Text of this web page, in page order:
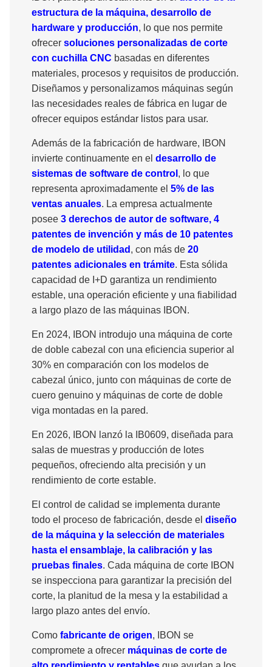
estructura de la máquina, desarrollo de
hardware y producción, lo que nos permite
ofrecer soluciones personalizadas de corte
con cuchilla CNC basadas en diferentes
materiales, procesos y requisitos de producción.
Diseñamos y personalizamos máquinas según
las necesidades reales de fábrica en lugar de
ofrecer equipos estándar listos para usar.
Además de la fabricación de hardware, IBON
invierte continuamente en el desarrollo de
sistemas de software de control , lo que
representa aproximadamente el 5% de las
ventas anuales. La empresa actualmente
posee 3 derechos de autor de software, 4
patentes de invención y más de 10 patentes
de modelo de utilidad , con más de 20
patentes adicionales en trámite. Esta sólida
capacidad de I+D garantiza un rendimiento
estable, una operación eficiente y una fiabilidad
a largo plazo de las máquinas IBON.
En 2024, IBON introdujo una máquina de corte
de doble cabezal con una eficiencia superior al
30% en comparación con los modelos de
cabezal único, junto con máquinas de corte de
cuero genuino y máquinas de corte de doble
viga montadas en la pared.
En 2026, IBON lanzó la IB0609, diseñada para
salas de muestras y producción de lotes
pequeños, ofreciendo alta precisión y un
rendimiento de corte estable.
El control de calidad se implementa durante
todo el proceso de fabricación, desde el diseño
de la máquina y la selección de materiales
hasta el ensamblaje, la calibración y las
pruebas finales. Cada máquina de corte IBON
se inspecciona para garantizar la precisión del
corte, la planitud de la mesa y la estabilidad a
largo plazo antes del envío.
Como fabricante de origen, IBON se
compromete a ofrecer máquinas de corte de